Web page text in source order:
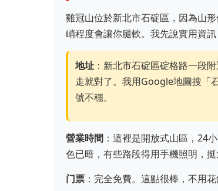
雞冠山位於新北市石碇區，因為山
峭程度會讓你腿軟。我先說實用資訊
地址 ：新北市石碇區碇格路一段
走就對了。我用Google地圖搜「
號不穩。
營業時間 ：這裡是開放式山區，24
色已暗，有些路段得用手機照明，
门票 ：完全免費。這點很棒，不用花